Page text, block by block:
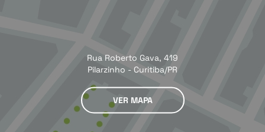
Rua Roberto Gava, 419
Pilarzinho - Curitiba/PR
VER MAPA